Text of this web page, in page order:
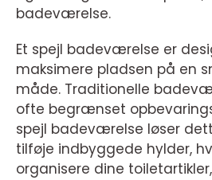
badeværelse.
Et spejl badeværelse er
maksimere pladsen på en
måde. Traditionelle
ofte begrænset
spejl badeværelse løser
tilføje indbyggede hylder,
organisere dine